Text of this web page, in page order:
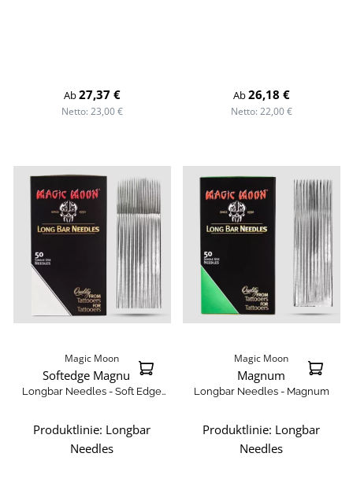
Regulärer Preis:
Ab27,37 €
Netto: 23,00 €
Regulärer Preis:
Ab26,18 €
Netto: 22,00 €
Magic Moon
Softedge Magnum
Longbar Needles - Soft Edge
Produktlinie: Longbar
Needles
Magic Moon
Magnum
Longbar Needles - Magnum
Produktlinie: Longbar
Needles